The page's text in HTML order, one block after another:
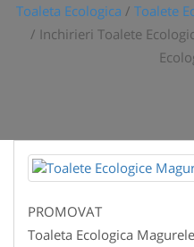
Toaleta Ecologica / Toalete
/ Inchirieri Toalete
PROMOVAT
Toaleta Ecologica